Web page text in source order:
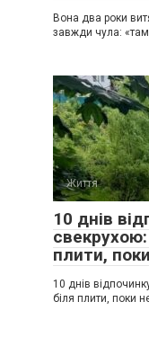
Вона два роки
завжди чула:
Життя
10 днів
свекрухою:
плити,
10 днів
біля плити, поки